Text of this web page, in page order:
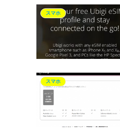
スマホ
スマホ